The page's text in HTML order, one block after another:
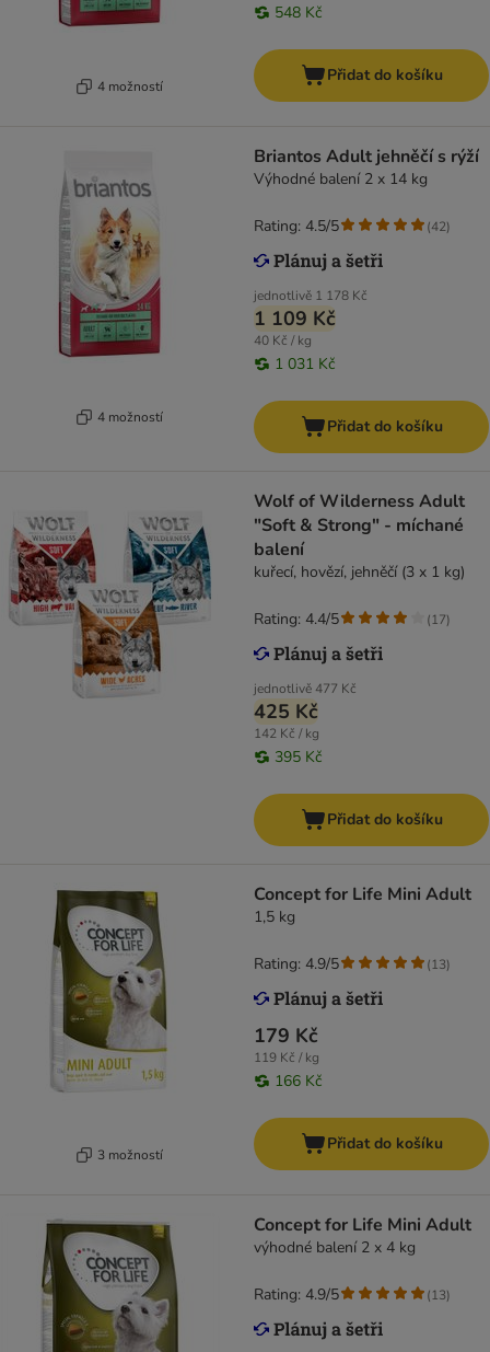
4 možností
548 Kč
Přidat do košíku
4 možností
Briantos Adult jehněčí s rýží
Výhodné balení 2 x 14 kg
jednotlivě 1 178 Kč
1 109 Kč
40 Kč / kg
1 031 Kč
Rating: 4.5/5 (42)
Přidat do košíku
Wolf of Wilderness Adult
"Soft & Strong" - míchané
balení
kuřecí, hovězí, jehněčí (3 x 1 kg)
jednotlivě477 Kč
425 Kč
142 Kč / kg
395 Kč
Rating: 4.4/5 (17)
Přidat do košíku
3 možností
Concept for Life Mini Adult
1,5 kg
179 Kč
119 Kč / kg
166 Kč
Rating: 4.9/5 (13)
Přidat do košíku
Concept for Life Mini Adult
výhodné balení 2 x 4 kg
Rating: 4.9/5 (13)